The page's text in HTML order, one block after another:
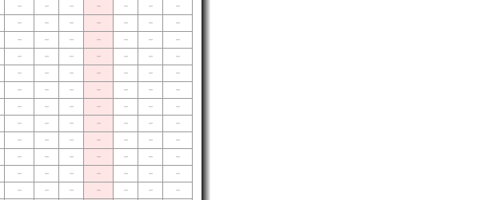
－ － － － － －
－
－ － － － － －
－
－ － － － － －
－
－ － － － － －
－
－ － － － － －
－
－ － － － － －
－
－ － － － － －
－
－ － － － － －
－
－ － － － － －
－
－ － － － － －
－
－ － － － － －
－
－ － － － － － －